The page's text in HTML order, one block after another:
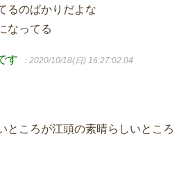
るのばかりだよな
なってる
す ：2020/10/18(日) 16:27:02.04
ところが江頭の素晴らしいところ